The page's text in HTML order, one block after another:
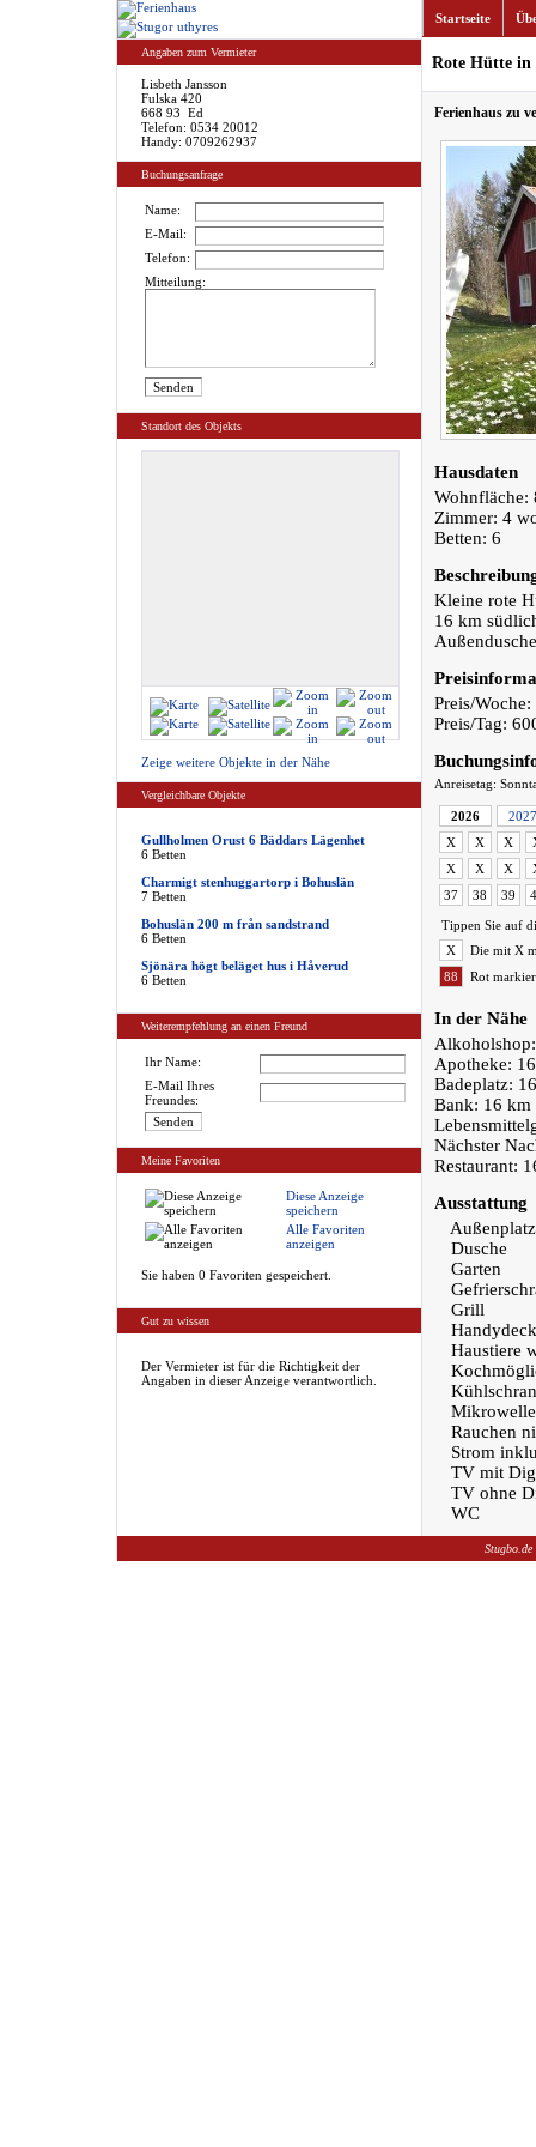
Angaben zum Vermieter
Lisbeth Jansson
Fulska 420
668 93 Ed
Telefon: 0534 20012
Handy: 0709262937
Buchungsanfrage
Name:
E-Mail:
Telefon:
Mitteilung:
Standort des Objekts
Zeige weitere Objekte in der Nähe
Vergleichbare Objekte
Gullholmen Orust 6 Bäddars Lägenhet
6 Betten
Charmigt stenhuggartorp i Bohuslän
7 Betten
Bohuslän 200 m från sandstrand
6 Betten
Sjönära högt beläget hus i Håverud
6 Betten
Weiterempfehlung an einen Freund
Ihr Name:
E-Mail Ihres
Freundes:
Meine Favoriten
Diese Anzeige
speichern
Alle Favoriten
anzeigen
Sie haben 0 Favoriten gespeichert.
Gut zu wissen
Der Vermieter ist für die Richtigkeit der
Angaben in dieser Anzeige verantwortlich.
Startseite
Rote Hütte in
Ferienhaus zu
Hausdaten
Wohnfläche:
Zimmer: 4
Betten: 6
Kleine rote
16 km
Preis/
Preis/Tag:
Anreisetag:
2026
2027
X
X X
X
X X
37
38 39
Tippen Sie auf
X
Die mit X
88
Rot
In der Nähe
Apotheke:
Badeplatz:
Bank: 16 km
Nächster
Restaurant:
Ausstattung
Dusche
Garten
Grill
Haustiere
Mikrowelle
Rauchen
Strom
TV mit
TV ohne
WC